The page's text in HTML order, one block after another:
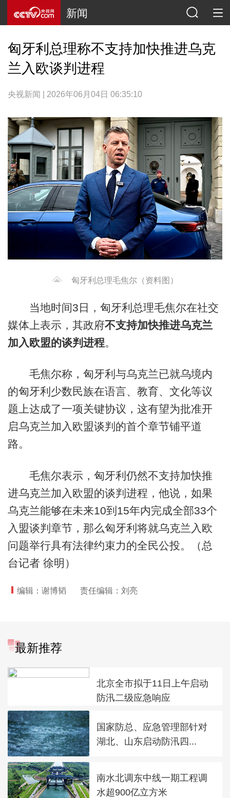
新闻
匈牙利总理称不支持加快推进乌克
兰入欧谈判进程
央视新闻 | 2026年06月04日 06:35:10
匈牙利总理毛焦尔（资料图）
当地时间3日，匈牙利总理毛焦尔在社交
媒体上表示，其政府不支持加快推进乌克兰
加入欧盟的谈判进程。
毛焦尔称，匈牙利与乌克兰已就乌境内
的匈牙利少数民族在语言、教育、文化等议
题上达成了一项关键协议，这有望为批准开
启乌克兰加入欧盟谈判的首个章节铺平道
路。
毛焦尔表示，匈牙利仍然不支持加快推
进乌克兰加入欧盟的谈判进程，他说，如果
乌克兰能够在未来10到15年内完成全部33个
入盟谈判章节，那么匈牙利将就乌克兰入欧
问题举行具有法律约束力的全民公投。（总
台记者 徐明）
编辑：谢博韬 责任编辑：刘亮
最新推荐
北京全市拟于11日上午启动
防汛二级应急响应
国家防总、应急管理部针对
湖北、山东启动防汛四...
南水北调东中线一期工程调
水超900亿立方米